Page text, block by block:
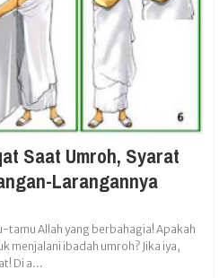
Saat Umroh, Syarat
Larangannya
tamu Allah yang berbahagia! Apakah
menjalani ibadah umroh? Jika iya,
Di a...